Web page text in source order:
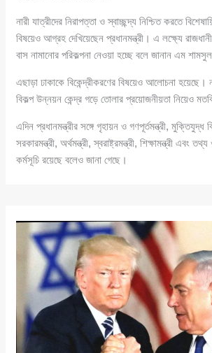
নারী যাত্রীদের নিরাপত্তা ও স্বাচ্ছন্দ্য নিশ্চিত করতে
বিষয়েও আগ্রহ দেখিয়েছেন প্রধানমন্ত্রী। এ লক্ষ্যে
বাস নামানোর পরিকল্পনা নেওয়া হচ্ছে বলে জানান এম
এছাড়া ঢাকাকে বিকেন্দ্রীকরণের বিষয়েও আলোচনা হয়েছে।
বিকল্প উন্নয়ন কেন্দ্র গড়ে তোলার প্রয়োজনীয়তা নিয়েও
এদিন প্রধানমন্ত্রীর সঙ্গে গৃহায়ন ও গণপূর্তমন্ত্রী, মুক্তিযুদ্ধ
সরকারমন্ত্রী, অর্থমন্ত্রী, স্বরাষ্ট্রমন্ত্রী, শিক্ষামন্ত্রী এবং
কর্মসূচি রয়েছে বলেও জানা গেছে।